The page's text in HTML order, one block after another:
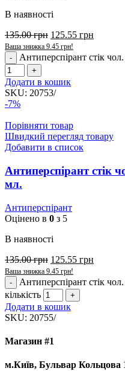
В наявності
135.00грн 125.55 грн
Ваша знижка 9.45 грн!
Антиперспірант стік
Додати в кошик
SKU: 20753/
-7%
Порівняти товар
Швидкий перегляд товару
Добавити в список
Антиперспірант стік
мл.
Антиперспірант
Оцінено в 0 з 5
В наявності
135.00грн 125.55 грн
Ваша знижка 9.45 грн!
Антиперспірант стік
кількість
Додати в кошик
SKU: 20755/
Магазин #1
м.Київ, Бульвар Кольцова